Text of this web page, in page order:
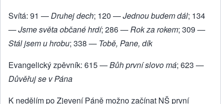
Svítá: 91 —Druhej dech; 120 —Jednou budem dál; 134
—Jsme světa občané hrdí; 286 —Rok za rokem; 309 —
Stál jsem u hrobu; 338 — Tobě, Pane, dík
Evangelický zpěvník: 615 —Bůh první slovo má; 623 —
Důvěřuj se v Pána
K nedělím po Zjevení Páně možno začínat NŠ první